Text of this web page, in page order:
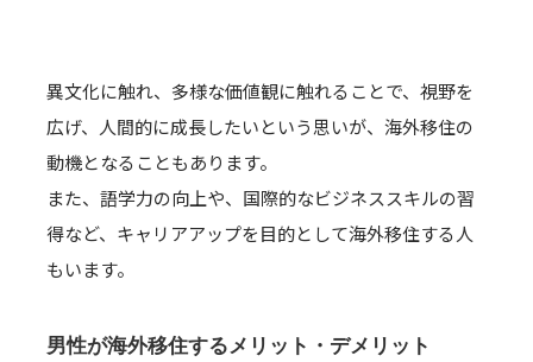
異文化に触れ、多様な価値観に触れることで、視野を
広げ、人間的に成長したいという思いが、海外移住の
動機となることもあります。
また、語学力の向上や、国際的なビジネススキルの習
得など、キャリアアップを目的として海外移住する人
もいます。
男性が海外移住するメリット・デメリット